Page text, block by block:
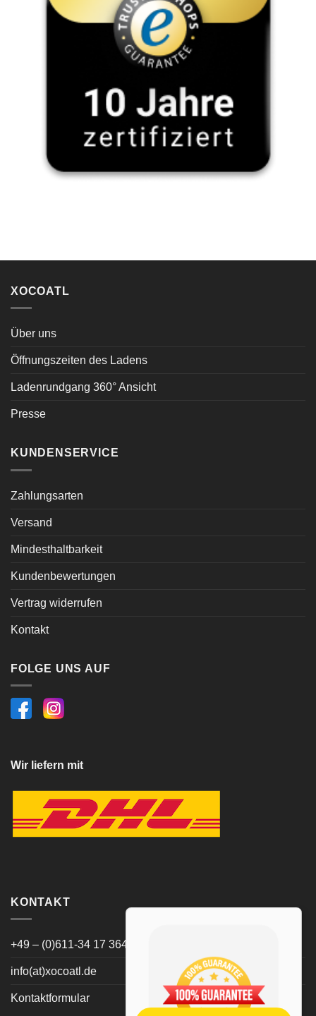
XOCOATL
Über uns
Öffnungszeiten des Ladens
Ladenrundgang 360° Ansicht
Presse
KUNDENSERVICE
Zahlungsarten
Versand
Mindesthaltbarkeit
Kundenbewertungen
Vertrag widerrufen
Kontakt
FOLGE UNS AUF
Wir liefern mit
KONTAKT
+49 – (0)611-34 17 364
info(at)xocoatl.de
Kontaktformular